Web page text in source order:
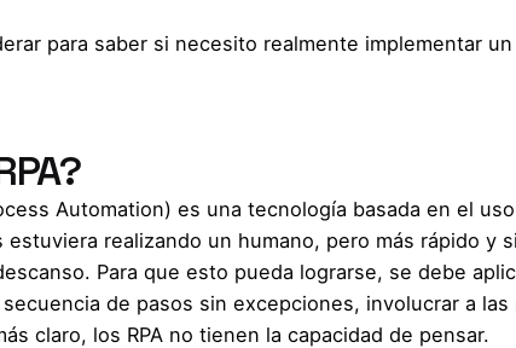
para saber si necesito realmente implementar un
Automation) es una tecnología basada en el
realizando un humano, pero más rápido y
Para que esto pueda lograrse, se debe
de pasos sin excepciones, involucrar a las
claro, los RPA no tienen la capacidad de pensar.